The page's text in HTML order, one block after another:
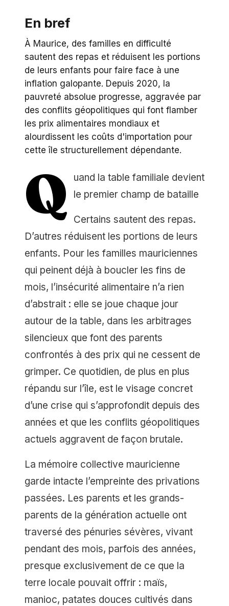
En bref
À Maurice, des familles en difficulté
sautent des repas et réduisent les portions
de leurs enfants pour faire face à une
inflation galopante. Depuis 2020, la
pauvreté absolue progresse, aggravée par
des conflits géopolitiques qui font flamber
les prix alimentaires mondiaux et
alourdissent les coûts d'importation pour
cette île structurellement dépendante.
Q
uand la table familiale devient
le premier champ de bataille
Certains sautent des repas.
D’autres réduisent les portions de leurs
enfants. Pour les familles mauriciennes
qui peinent déjà à boucler les fins de
mois, l’insécurité alimentaire n’a rien
d’abstrait : elle se joue chaque jour
autour de la table, dans les arbitrages
silencieux que font des parents
confrontés à des prix qui ne cessent de
grimper. Ce quotidien, de plus en plus
répandu sur l’île, est le visage concret
d’une crise qui s’approfondit depuis des
années et que les conflits géopolitiques
actuels aggravent de façon brutale.
La mémoire collective mauricienne
garde intacte l’empreinte des privations
passées. Les parents et les grands-
parents de la génération actuelle ont
traversé des pénuries sévères, vivant
pendant des mois, parfois des années,
presque exclusivement de ce que la
terre locale pouvait offrir : maïs,
manioc, patates douces cultivés dans